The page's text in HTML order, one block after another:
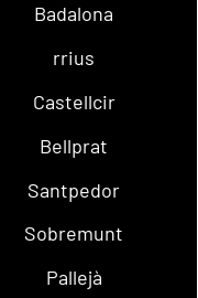
Badalona
rrius
Castellcir
Bellprat
Santpedor
Sobremunt
Pallejà